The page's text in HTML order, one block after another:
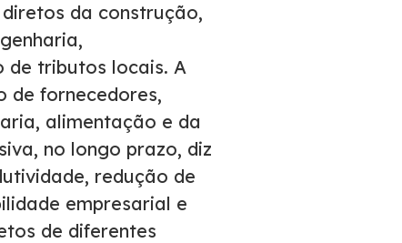
da construção,
de tributos locais. A
de fornecedores,
alimentação e da
no longo prazo, diz
redução de
empresarial e
de diferentes